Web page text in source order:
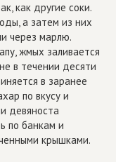
как другие соки.
а затем из них
через марлю.
жмых заливается
в течении десяти
в заранее
по вкусу и
девяноста
по банкам и
крышками.